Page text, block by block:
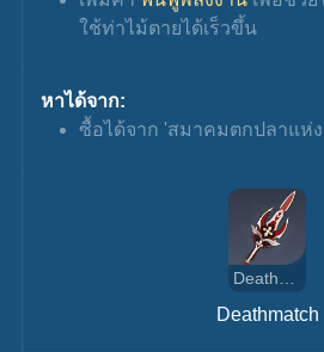
ใช้ท่าไม้ตายได้เร็วขึ้น
หาได้จาก:
ซื้อได้จาก 'สมาคมตกปลาแห่ง
Deathmatch
Deathmatch